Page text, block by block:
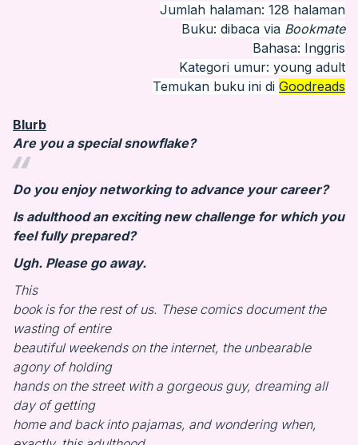
Jumlah halaman: 128 halaman
Buku: dibaca via Bookmate
Bahasa: Inggris
Kategori umur: young adult
Temukan buku ini di Goodreads
Blurb
Are you a special snowflake?
Do you enjoy networking to advance your career?
Is adulthood an exciting new challenge for which you
feel fully prepared?
Ugh. Please go away.
This
book is for the rest of us. These comics document the
wasting of entire
beautiful weekends on the internet, the unbearable
agony of holding
hands on the street with a gorgeous guy, dreaming all
day of getting
home and back into pajamas, and wondering when,